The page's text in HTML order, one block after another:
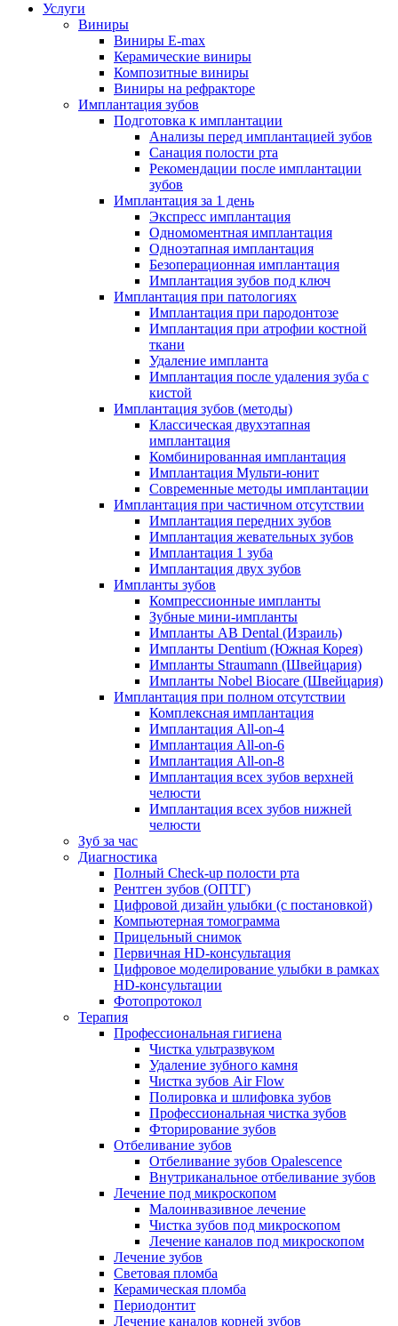
Услуги
Виниры
Виниры E-max
Керамические виниры
Композитные виниры
Виниры на рефракторе
Имплантация зубов
Подготовка к имплантации
Анализы перед имплантацией зубов
Санация полости рта
Рекомендации после имплантации
зубов
Имплантация за 1 день
Экспресс имплантация
Одномоментная имплантация
Одноэтапная имплантация
Безоперационная имплантация
Имплантация зубов под ключ
Имплантация при патологиях
Имплантация при пародонтозе
Имплантация при атрофии костной
ткани
Удаление импланта
Имплантация после удаления зуба с
кистой
Имплантация зубов (методы)
Классическая двухэтапная
имплантация
Комбинированная имплантация
Имплантация Мульти-юнит
Современные методы имплантации
Имплантация при частичном отсутствии
Имплантация передних зубов
Имплантация жевательных зубов
Имплантация 1 зуба
Имплантация двух зубов
Импланты зубов
Компрессионные импланты
Зубные мини-импланты
Импланты AB Dental (Израиль)
Импланты Dentium (Южная Корея)
Импланты Straumann (Швейцария)
Импланты Nobel Biocare (Швейцария)
Имплантация при полном отсутствии
Комплексная имплантация
Имплантация All-on-4
Имплантация All-on-6
Имплантация All-on-8
Имплантация всех зубов верхней
челюсти
Имплантация всех зубов нижней
челюсти
Зуб за час
Диагностика
Полный Check-up полости рта
Рентген зубов (ОПТГ)
Цифровой дизайн улыбки (с постановкой)
Компьютерная томограмма
Прицельный снимок
Первичная HD-консультация
Цифровое моделирование улыбки в рамках
HD-консультации
Фотопротокол
Терапия
Профессиональная гигиена
Чистка ультразвуком
Удаление зубного камня
Чистка зубов Air Flow
Полировка и шлифовка зубов
Профессиональная чистка зубов
Фторирование зубов
Отбеливание зубов
Отбеливание зубов Opalescence
Внутриканальное отбеливание зубов
Лечение под микроскопом
Малоинвазивное лечение
Чистка зубов под микроскопом
Лечение каналов под микроскопом
Лечение зубов
Световая пломба
Керамическая пломба
Периодонтит
Лечение каналов корней зубов